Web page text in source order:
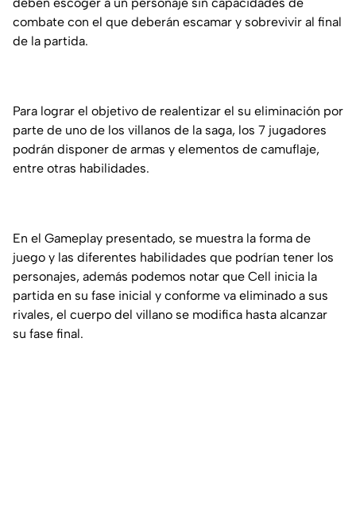
deben escoger a un personaje sin capacidades de
combate con el que deberán escamar y sobrevivir al final
de la partida.
Para lograr el objetivo de realentizar el su eliminación por
parte de uno de los villanos de la saga, los 7 jugadores
podrán disponer de armas y elementos de camuflaje,
entre otras habilidades.
En el Gameplay presentado, se muestra la forma de
juego y las diferentes habilidades que podrían tener los
personajes, además podemos notar que Cell inicia la
partida en su fase inicial y conforme va eliminado a sus
rivales, el cuerpo del villano se modifica hasta alcanzar
su fase final.